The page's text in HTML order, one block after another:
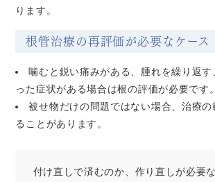
ります。
根管治療の再評価が必要なケース
噛むと鋭い痛みがある、腫れを繰り返
った症状がある場合は根の評価が必要です。
被せ物だけの問題ではない場合、治療
ることがあります。
付け直しで済むのか、作り直しが必要